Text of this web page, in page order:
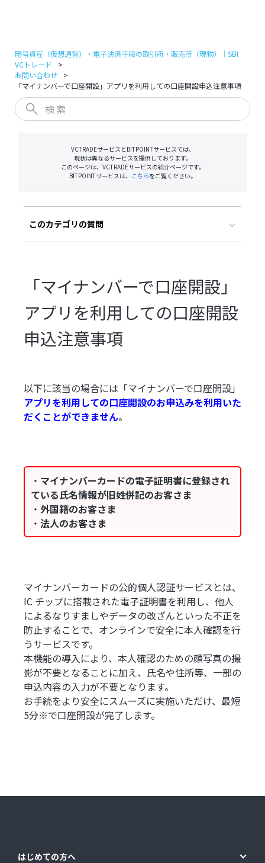
暗号資産（仮想通貨）・電子決済手段の取引所・販売所（現物）｜SBI
VCトレード
お問い合わせ
「マイナンバーで口座開設」アプリを利用しての口座開設申込注意事項
VCTRADEサービスとBITPOINTサービスでは、
現状は異なるサービスを提供しております。
このページは、VCTRADEサービスの紹介ページです。
BITPOINTサービスは、 こちらをご覧ください。
このカテゴリの質問
「マイナンバーで口座開設」
アプリを利用しての口座開設
申込注意事項
以下に該当の場合には「マイナンバーで口座開設」
アプリを利用しての口座開設のお申込みを利用いた
だくことができません。
・ マイナンバーカードの電子証明書に登録され
ている氏名情報が旧姓併記のお客さま
・ 外国籍のお客さま
・ 法人のお客さま
マイナンバーカードの公的個人認証サービスとは、
IC チップに搭載された電子証明書を利用し、他人
によるなりすましやデータの改ざんといった不正を
防止することで、オンラインで安全に本人確認を行
うサービスです。
本機能の導入により、本人確認のための顔写真の撮
影が不要となることに加え、氏名や住所等、一部の
申込内容の入力が不要となります。
お手続をより安全にスムーズに実施いただけ、最短
5分※で口座開設が完了します。
はじめての方へ